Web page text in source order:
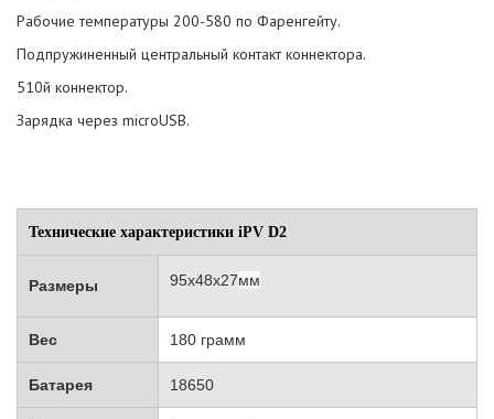
Рабочие температуры 200-580 по Фаренгейту.
Подпружиненный центральный контакт коннектора.
510й коннектор.
Зарядка через microUSB.
Технические характеристики iPV D2
Размеры 95х48х27мм
Вес 180 грамм
Батарея 18650